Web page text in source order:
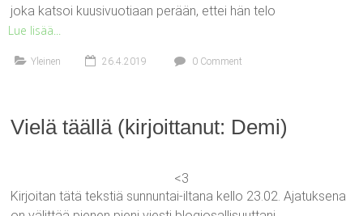
joka katsoi kuusivuotiaan perään, ettei hän telo
Lue lisää...
Yleinen 26.4.2019 0 Comment
Vielä täällä (kirjoittanut: Demi)
<3
Kirjoitan tätä tekstiä sunnuntai-iltana kello 23.02. Ajatuksena